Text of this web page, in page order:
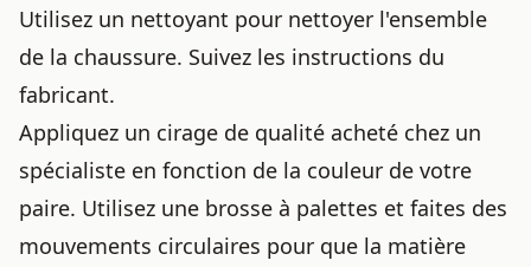
Utilisez un nettoyant pour nettoyer l'ensemble
de la chaussure. Suivez les instructions du
fabricant.
Appliquez un cirage de qualité acheté chez un
spécialiste en fonction de la couleur de votre
paire. Utilisez une brosse à palettes et faites des
mouvements circulaires pour que la matière